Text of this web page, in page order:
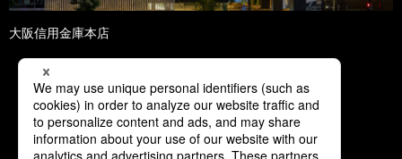
大阪信用金庫本店
1 2 3 4 5